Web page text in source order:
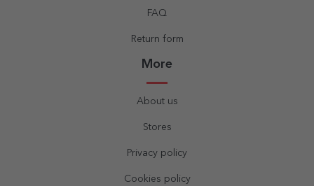
FAQ
Return form
More
About us
Stores
Privacy policy
Cookies policy